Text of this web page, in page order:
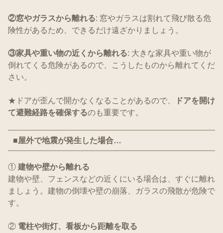
②窓やガラスから離れる: 窓やガラスは割れて飛び散る危
険性があるため、できるだけ遠ざかりましょう。
③家具や重い物の近くから離れる: 大きな家具や重い物が
倒れてくる危険があるので、こうしたものから離れてくだ
さい。
★ドアが歪んで開かなくなることがあるので、
ドアを開け
て避難経路を確保するのも重要です。
■屋外で地震が発生した場合…
① 建物や壁から離れる
建物や壁、フェンスなどの近くにいる場合は、すぐに離れ
ましょう。建物の倒壊や壁の崩落、ガラスの飛散が危険で
す。
② 電柱や街灯、看板から距離を取る